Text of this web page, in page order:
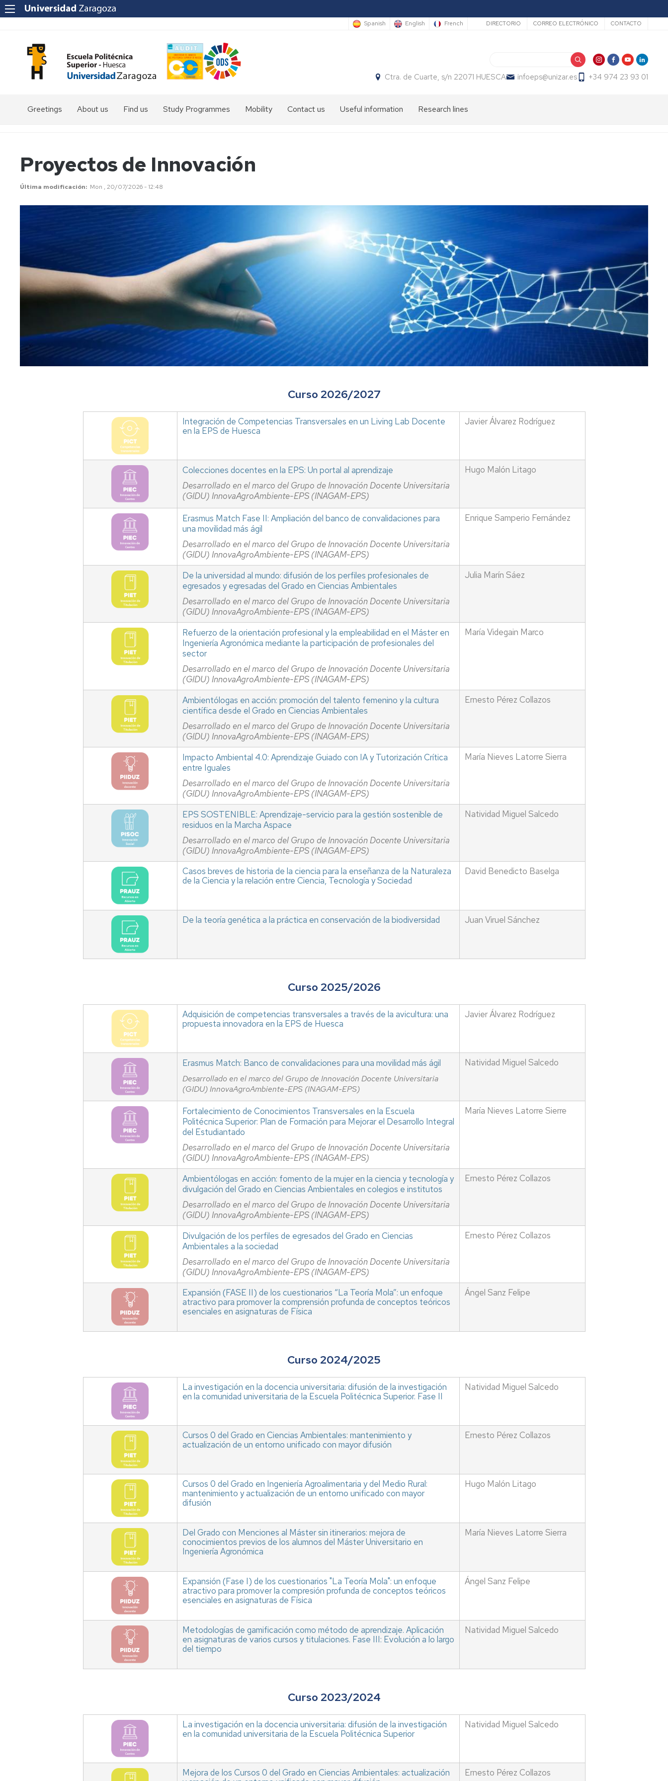
Spanish English French Secundario
DIRECTORIO CORREO ELECTRÓNICO CONTACTO
Ctra. de Cuarte, s/n 22071 HUESCA infoeps@unizar.es +34 974 23 93 01
Greetings About us Find us Study Programmes
Sciences
Food
Master
in
Agricultural
Engineering
Friendly
Course
catalogue
Mobility
International
students
Contact us Useful information Research lines
Proyectos de Innovación
Última modificación Mon , 20/07/2026 - 12:48
Curso 2026/2027
Integración de Competencias Transversales en un Living Lab Docente
en la EPS de Huesca
Javier Álvarez Rodríguez
Colecciones docentes en la EPS: Un portal al aprendizaje
Desarrollado en el marco del Grupo de Innovación Docente Universitaria
(GIDU) InnovaAgroAmbiente-EPS (INAGAM-EPS)
Hugo Malón Litago
Erasmus Match Fase II: Ampliación del banco de convalidaciones para
una movilidad más ágil
Desarrollado en el marco del Grupo de Innovación Docente Universitaria
(GIDU) InnovaAgroAmbiente-EPS (INAGAM-EPS)
Enrique Samperio Fernández
De la universidad al mundo: difusión de los perfiles profesionales de
egresados y egresadas del Grado en Ciencias Ambientales
Desarrollado en el marco del Grupo de Innovación Docente Universitaria
(GIDU) InnovaAgroAmbiente-EPS (INAGAM-EPS)
Julia Marín Sáez
Refuerzo de la orientación profesional y la empleabilidad en el Máster en
Ingeniería Agronómica mediante la participación de profesionales del
sector
Desarrollado en el marco del Grupo de Innovación Docente Universitaria
(GIDU) InnovaAgroAmbiente-EPS (INAGAM-EPS)
María Videgain Marco
Ambientólogas en acción: promoción del talento femenino y la cultura
científica desde el Grado en Ciencias Ambientales
Desarrollado en el marco del Grupo de Innovación Docente Universitaria
(GIDU) InnovaAgroAmbiente-EPS (INAGAM-EPS)
Ernesto Pérez Collazos
Impacto Ambiental 4.0: Aprendizaje Guiado con IA y Tutorización Crítica
entre Iguales
Desarrollado en el marco del Grupo de Innovación Docente Universitaria
(GIDU) InnovaAgroAmbiente-EPS (INAGAM-EPS)
María Nieves Latorre Sierra
EPS SOSTENIBLE: Aprendizaje-servicio para la gestión sostenible de
residuos en la Marcha Aspace
Desarrollado en el marco del Grupo de Innovación Docente Universitaria
(GIDU) InnovaAgroAmbiente-EPS (INAGAM-EPS)
Natividad Miguel Salcedo
Casos breves de historia de la ciencia para la enseñanza de la Naturaleza
de la Ciencia y la relación entre Ciencia, Tecnología y Sociedad
David Benedicto Baselga
De la teoría genética a la práctica en conservación de la biodiversidad Juan Viruel Sánchez
Curso 2025/2026
Adquisición de competencias transversales a través de la avicultura: una
propuesta innovadora en la EPS de Huesca
Javier Álvarez Rodríguez
Erasmus Match: Banco de convalidaciones para una movilidad más ágil
Desarrollado en el marco del Grupo de Innovación Docente Universitaria
(GIDU) InnovaAgroAmbiente-EPS (INAGAM-EPS)
Natividad Miguel Salcedo
Fortalecimiento de Conocimientos Transversales en la Escuela
Politécnica Superior: Plan de Formación para Mejorar el Desarrollo Integral
del Estudiantado
Desarrollado en el marco del Grupo de Innovación Docente Universitaria
(GIDU) InnovaAgroAmbiente-EPS (INAGAM-EPS)
María Nieves Latorre Sierre
Ambientólogas en acción: fomento de la mujer en la ciencia y tecnología y
divulgación del Grado en Ciencias Ambientales en colegios e institutos
Desarrollado en el marco del Grupo de Innovación Docente Universitaria
(GIDU) InnovaAgroAmbiente-EPS (INAGAM-EPS)
Ernesto Pérez Collazos
Divulgación de los perfiles de egresados del Grado en Ciencias
Ambientales a la sociedad
Desarrollado en el marco del Grupo de Innovación Docente Universitaria
(GIDU) InnovaAgroAmbiente-EPS (INAGAM-EPS)
Ernesto Pérez Collazos
Expansión (FASE II) de los cuestionarios “La Teoría Mola”: un enfoque
atractivo para promover la comprensión profunda de conceptos teóricos
esenciales en asignaturas de Física
Ángel Sanz Felipe
Curso 2024/2025
La investigación en la docencia universitaria: difusión de la investigación
en la comunidad universitaria de la Escuela Politécnica Superior. Fase II
Natividad Miguel Salcedo
Cursos 0 del Grado en Ciencias Ambientales: mantenimiento y
actualización de un entorno unificado con mayor difusión
Ernesto Pérez Collazos
Cursos 0 del Grado en Ingeniería Agroalimentaria y del Medio Rural:
mantenimiento y actualización de un entorno unificado con mayor
difusión
Hugo Malón Litago
Del Grado con Menciones al Máster sin itinerarios: mejora de
conocimientos previos de los alumnos del Máster Universitario en
Ingeniería Agronómica
María Nieves Latorre Sierra
Expansión (Fase I) de los cuestionarios "La Teoría Mola": un enfoque
atractivo para promover la compresión profunda de conceptos teóricos
esenciales en asignaturas de Física
Ángel Sanz Felipe
Metodologías de gamificación como método de aprendizaje. Aplicación
en asignaturas de varios cursos y titulaciones. Fase III: Evolución a lo largo
del tiempo
Natividad Miguel Salcedo
Curso 2023/2024
La investigación en la docencia universitaria: difusión de la investigación
en la comunidad universitaria de la Escuela Politécnica Superior
Natividad Miguel Salcedo
Mejora de los Cursos 0 del Grado en Ciencias Ambientales: actualización
Ernesto Pérez Collazos